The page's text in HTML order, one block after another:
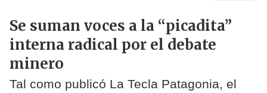
Se suman voces a la “picadita”
interna radical por el debate
minero
Tal como publicó La Tecla Patagonia, el